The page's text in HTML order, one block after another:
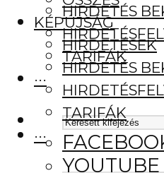
HIRDETÉS
TARIFÁK
···
YOUTUBE
KÉPÚJSÁG
HIRDETÉSEK
HIRDETÉS
TARIFÁK
···